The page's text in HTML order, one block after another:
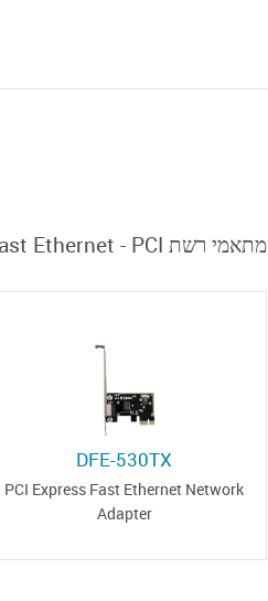
מתאמי רשת Fast Ethernet - PCI
DFE-530TX
PCI Express Fast Ethernet Network
Adapter